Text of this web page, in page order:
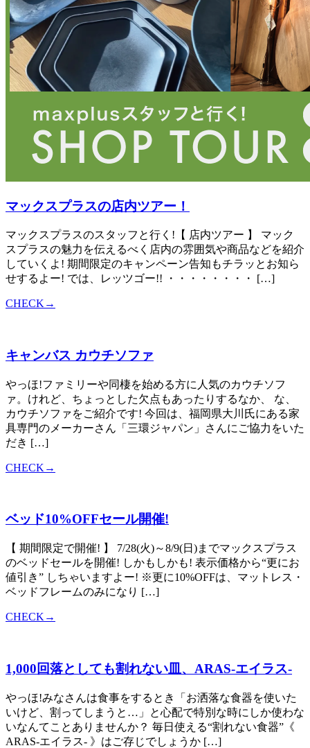
マックスプラスの店内ツアー！
マックスプラスのスタッフと行く!【 店内ツアー 】 マック
スプラスの魅力を伝えるべく店内の雰囲気や商品などを紹介
していくよ! 期間限定のキャンペーン告知もチラッとお知ら
せするよー! では、レッツゴー!! ・・・・・・・・ […]
CHECK→
キャンバス カウチソファ
やっほ!ファミリーや同棲を始める方に人気のカウチソフ
ァ。けれど、ちょっとした欠点もあったりするなか、 な、
カウチソファをご紹介です! 今回は、福岡県大川氏にある家
具専門のメーカーさん「三環ジャパン」さんにご協力をいた
だき […]
CHECK→
ベッド10%OFFセール開催!
【 期間限定で開催! 】 7/28(火)～8/9(日)までマックスプラス
のベッドセールを開催! しかもしかも! 表示価格から“更にお
値引き” しちゃいますよー! ※更に10%OFFは、マットレス・
ベッドフレームのみになり […]
CHECK→
1,000回落としても割れない皿、ARAS-エイラス-
やっほ!みなさんは食事をするとき「お洒落な食器を使いた
いけど、割ってしまうと…」と心配で特別な時にしか使わな
いなんてことありませんか？ 毎日使える“割れない食器”《
ARAS-エイラス- 》はご存じでしょうか […]